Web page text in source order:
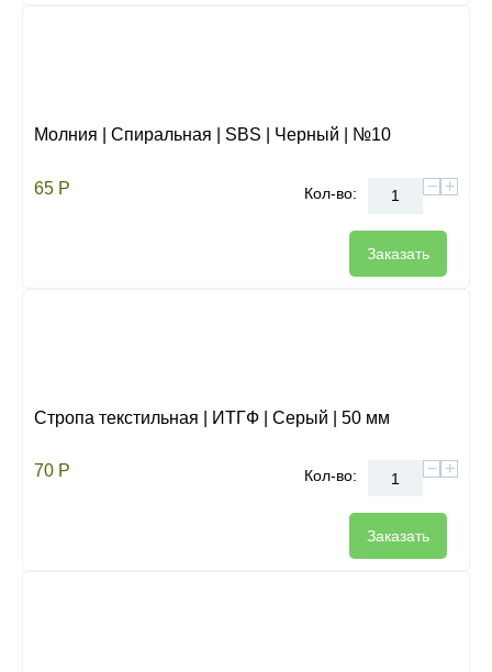
Молния | Спиральная | SBS | Черный | №10
65 Р Кол-во: +
−
Заказать
Стропа текстильная | ИТГФ | Серый | 50 мм
70 Р Кол-во: +
−
Заказать